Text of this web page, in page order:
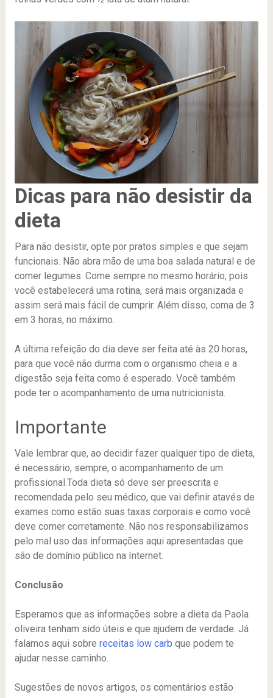
Dicas para não desistir da
dieta
Para não desistir, opte por pratos simples e que sejam
funcionais. Não abra mão de uma boa salada natural e de
comer legumes. Come sempre no mesmo horário, pois
você estabelecerá uma rotina, será mais organizada e
assim será mais fácil de cumprir. Além disso, coma de 3
em 3 horas, no máximo.
A última refeição do dia deve ser feita até às 20 horas,
para que você não durma com o organismo cheia e a
digestão seja feita como é esperado. Você também
pode ter o acompanhamento de uma nutricionista.
Importante
Vale lembrar que, ao decidir fazer qualquer tipo de dieta,
é necessário, sempre, o acompanhamento de um
profissional.Toda dieta só deve ser preescrita e
recomendada pelo seu médico, que vai definir atavés de
exames como estão suas taxas corporais e como você
deve comer corretamente. Não nos responsabilizamos
pelo mal uso das informações aqui apresentadas que
são de domínio público na Internet.
Conclusão
Esperamos que as informações sobre a dieta da Paola
oliveira tenham sido úteis e que ajudem de verdade. Já
falamos aqui sobre receitas low carb que podem te
ajudar nesse caminho.
Sugestões de novos artigos, os comentários estão